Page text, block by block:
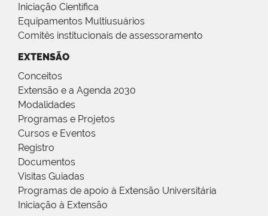
Iniciação Científica
Equipamentos Multiusuários
Comitês institucionais de assessoramento
EXTENSÃO
Conceitos
Extensão e a Agenda 2030
Modalidades
Programas e Projetos
Cursos e Eventos
Registro
Documentos
Visitas Guiadas
Programas de apoio à Extensão Universitária
Iniciação à Extensão